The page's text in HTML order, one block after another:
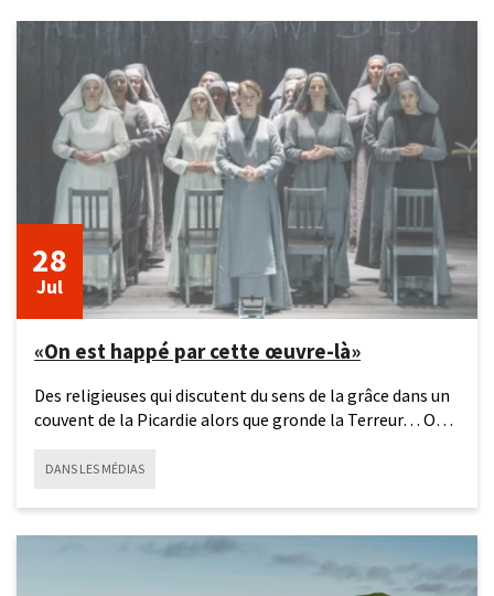
«On est happé par cette œuvre-là»
Des religieuses qui discutent du sens de la grâce dans un
couvent de la Picardie alors que gronde la Terreur… On
28
Jul
DANS LES MÉDIAS